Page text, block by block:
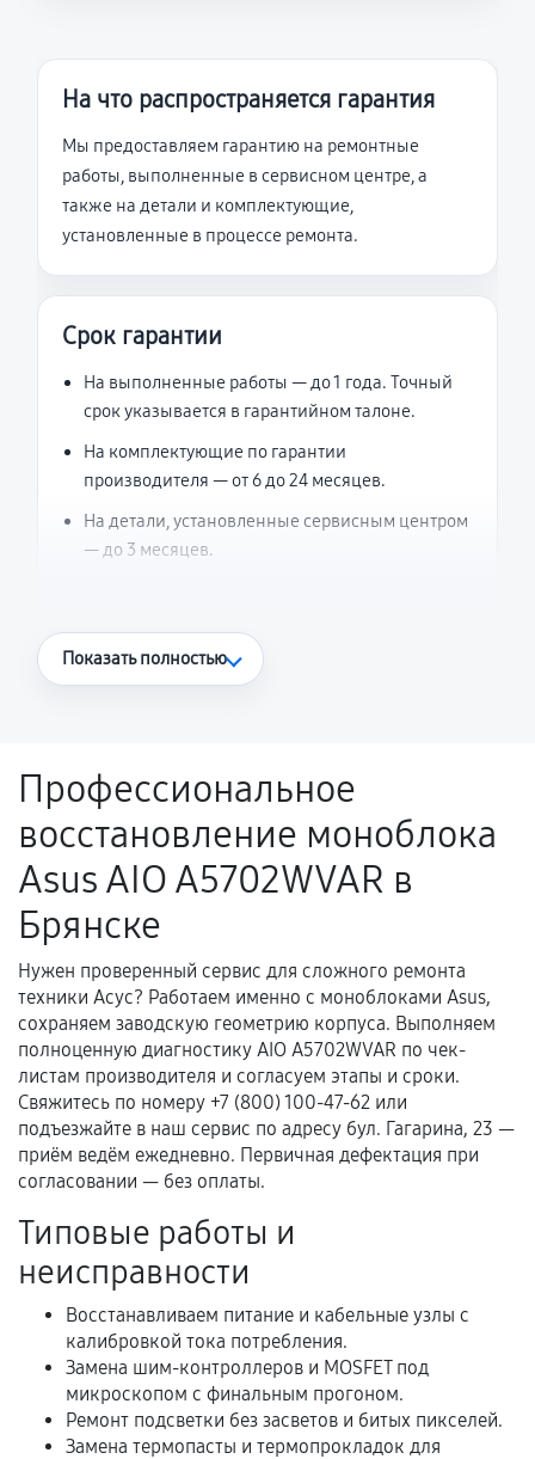
На что распространяется гарантия
Мы предоставляем гарантию на ремонтные
работы, выполненные в сервисном центре, а
также на детали и комплектующие,
установленные в процессе ремонта.
Срок гарантии
На выполненные работы — до 1 года. Точный
срок указывается в гарантийном талоне.
На комплектующие по гарантии
производителя — от 6 до 24 месяцев.
На детали, установленные сервисным центром
— до 3 месяцев.
Что считается гарантийным случаем
Поломка установленной детали при
нормальной эксплуатации в течение
гарантийного срока.
Несоответствие комплектующей заявленным
техническим характеристикам.
Документы для подтверждения
гарантии
Гарантийный талон.
Акт выполненных работ с датой, перечнем
услуг и сроком гарантии.
и кассовый чек.
Расширенная гарантия
В некоторых случаях возможно оформление
расширенной гарантии. Стоимость, сроки и
условия продления согласовываются отдельно и
Показать полностью
Профессиональное
восстановление моноблока
Asus AIO A5702WVAR в
Брянске
Нужен проверенный сервис для сложного ремонта
техники Асус? Работаем именно с моноблоками Asus,
сохраняем заводскую геометрию корпуса. Выполняем
полноценную диагностику AIO A5702WVAR по чек-
листам производителя и согласуем этапы и сроки.
Свяжитесь по номеру +7 (800) 100-47-62 или
подъезжайте в наш сервис по адресу бул. Гагарина, 23 —
приём ведём ежедневно. Первичная дефектация при
согласовании — без оплаты.
Типовые работы и
неисправности
Восстанавливаем питание и кабельные узлы с
калибровкой тока потребления.
Замена шим-контроллеров и MOSFET под
микроскопом с финальным прогоном.
Ремонт подсветки без засветов и битых пикселей.
Замена термопасты и термопрокладок для